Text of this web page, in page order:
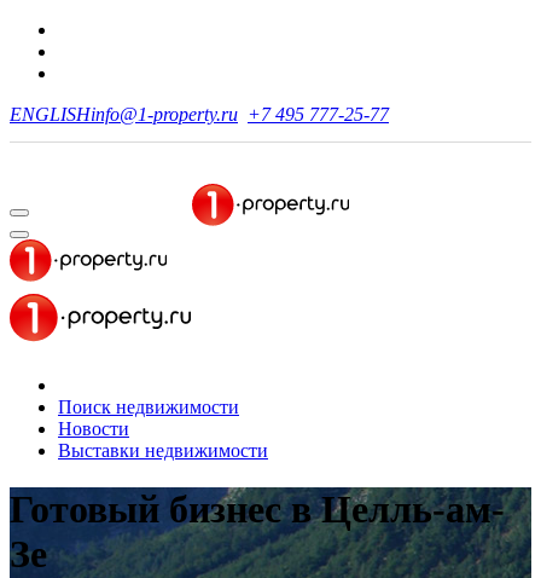
ENGLISHinfo@1-property.ru +7 495 777-25-77
Поиск недвижимости
Новости
Выставки недвижимости
Готовый бизнесв Целль-ам-
Зе